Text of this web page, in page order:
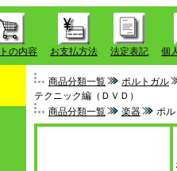
の内容 お支払方法 法定表記 個
商品分類一覧
ポルトガル
テクニック編（ＤＶＤ）
商品分類一覧
楽器 ポ